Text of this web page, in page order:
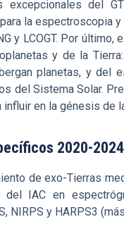
excepcionales del
la espectroscopia
y LCOGT. Por
y de la
planetas, y del
del Sistema Solar.
en la génesis de
2020-
de exo-Tierras
del IAC en
NIRPS y HARPS3